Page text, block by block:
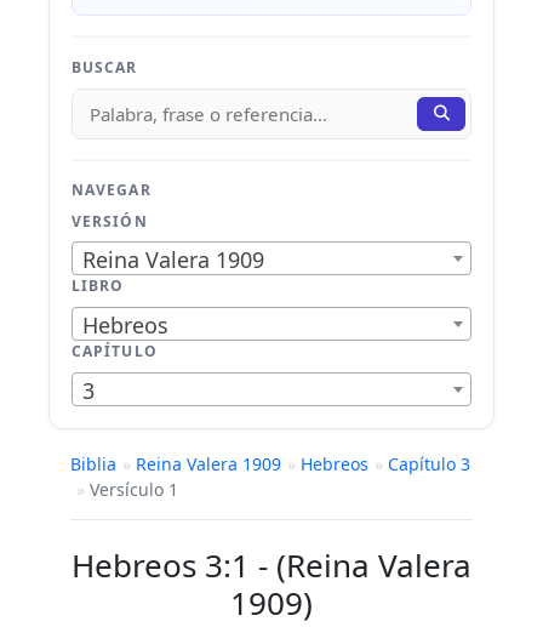
BUSCAR
NAVEGAR
VERSIÓN
Reina Valera 1909
LIBRO
Hebreos
CAPÍTULO
3
Biblia » Reina Valera 1909 » Hebreos » Capítulo 3
» Versículo 1
Hebreos 3:1 - (Reina Valera
1909)